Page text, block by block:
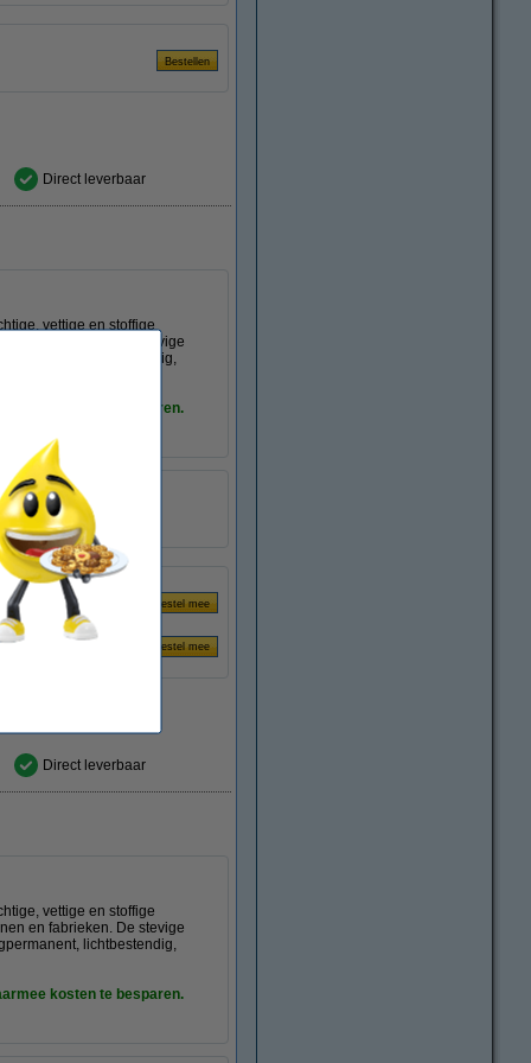
Direct leverbaar
vettige en stoffige
en fabrieken. De stevige
lichtbestendig,
kosten te besparen.
10 stuk(s)
nee
Direct leverbaar
vettige en stoffige
en fabrieken. De stevige
lichtbestendig,
kosten te besparen.